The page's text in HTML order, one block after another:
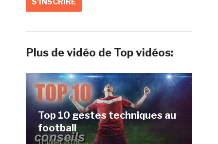
Plus de vidéo de Top vidéos:
Top 10 gestes techniques au
football
11 juillet 2018